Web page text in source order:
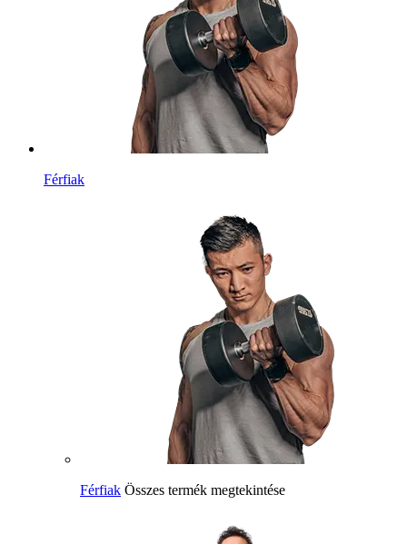
Férfiak
Férfiak Összes termék megtekintése